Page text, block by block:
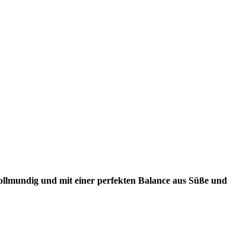
und mit einer perfekten Balance aus Süße und